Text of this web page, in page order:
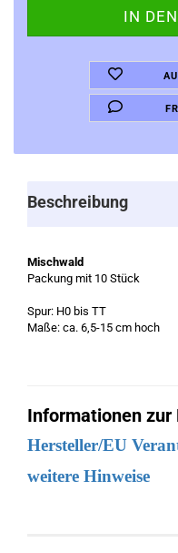
Beschreibung
Mischwald
Packung mit 10 Stück
Spur: H0 bis TT
Maße: ca. 6,5-15 cm hoch
Informationen
Hersteller/EU
weitere Hinweise